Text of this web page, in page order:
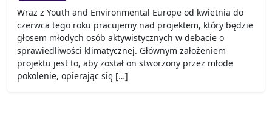
Wraz z Youth and Environmental Europe od kwietnia do
czerwca tego roku pracujemy nad projektem, który będzie
głosem młodych osób aktywistycznych w debacie o
sprawiedliwości klimatycznej. Głównym założeniem
projektu jest to, aby został on stworzony przez młode
pokolenie, opierając się […]